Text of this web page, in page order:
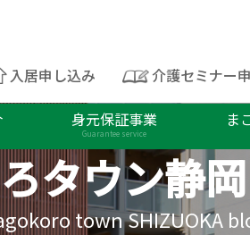
入居申し込み 介護セミナー
身元保証事業
Guarantee service
ま
タウン静
town SHIZUOKA